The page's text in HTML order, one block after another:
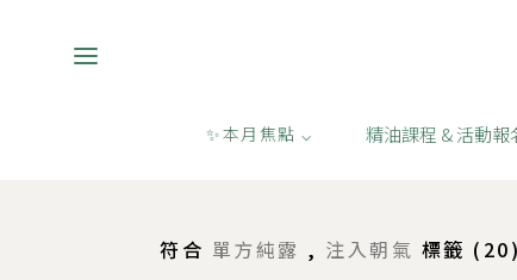
✨本月焦點 ⌵ 精油課程 & 活動報
符合 單方純露 , 注入朝氣 標籤 ( 20)